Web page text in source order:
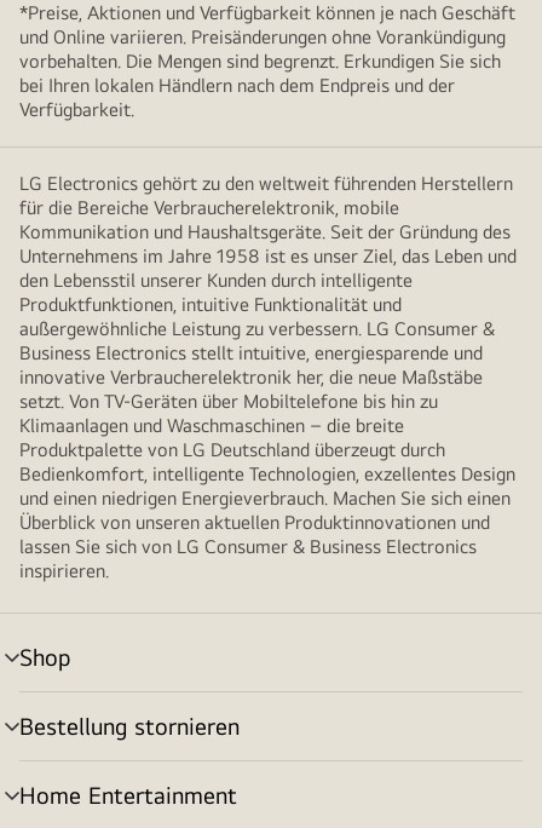
*Preise, Aktionen und Verfügbarkeit können je nach Geschäft
und Online variieren. Preisänderungen ohne Vorankündigung
vorbehalten. Die Mengen sind begrenzt. Erkundigen Sie sich
bei Ihren lokalen Händlern nach dem Endpreis und der
Verfügbarkeit.
LG Electronics gehört zu den weltweit führenden Herstellern
für die Bereiche Verbraucherelektronik, mobile
Kommunikation und Haushaltsgeräte. Seit der Gründung des
Unternehmens im Jahre 1958 ist es unser Ziel, das Leben und
den Lebensstil unserer Kunden durch intelligente
Produktfunktionen, intuitive Funktionalität und
außergewöhnliche Leistung zu verbessern. LG Consumer &
Business Electronics stellt intuitive, energiesparende und
innovative Verbraucherelektronik her, die neue Maßstäbe
setzt. Von TV-Geräten über Mobiltelefone bis hin zu
Klimaanlagen und Waschmaschinen – die breite
Produktpalette von LG Deutschland überzeugt durch
Bedienkomfort, intelligente Technologien, exzellentes Design
und einen niedrigen Energieverbrauch. Machen Sie sich einen
Überblick von unseren aktuellen Produktinnovationen und
lassen Sie sich von LG Consumer & Business Electronics
inspirieren.
Shop
Menü
umschalten
Bestellung stornieren
Menü
umschalten
Home Entertainment
Menü